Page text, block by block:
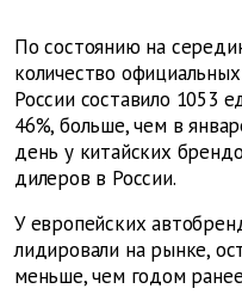
По состоянию на
количество
России составило 1053
46%, больше, чем в
день у китайских
дилеров в России.
У европейских
лидировали на рынке,
меньше, чем годом